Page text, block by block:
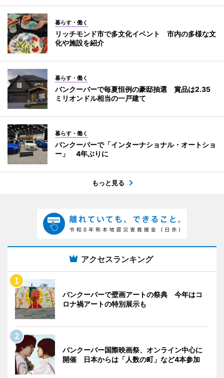
暮らす・働く
リッチモンド市で多文化イベント 市内の多様な文
化や施設を紹介
暮らす・働く
バンクーバーで毎夏恒例の豪邸抽選 賞品は2.35
ミリオンドル相当の一戸建て
暮らす・働く
バンクーバーで「インターナショナル・オートショ
ー」 4年ぶりに
もっと見る
アクセスランキング
バンクーバーで壁画アートの祭典 今年はコ
ロナ禍アートの特別展示も
バンクーバー国際映画祭、オンライン中心に
開催 日本からは「人数の町」など4本参加